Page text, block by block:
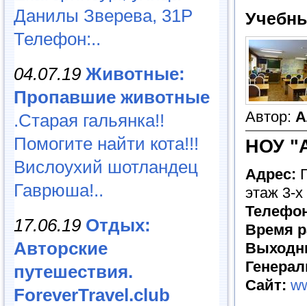
Данилы Зверева, 31Р
Телефон:..
04.07.19 Животные:
Пропавшие животные
.Старая гальянка!!
Помогите найти кота!!!
Вислоухий шотландец
Гаврюша!..
17.06.19 Отдых:
Авторские
путешествия.
ForeverTravel.club
Автор:
НОУ
Адрес:
этаж 3-х
Время
Сайт: